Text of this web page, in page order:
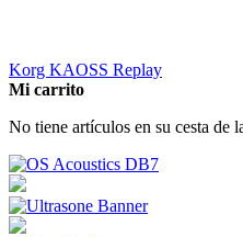
Korg KAOSS Replay
Mi carrito
No tiene artículos en su cesta de